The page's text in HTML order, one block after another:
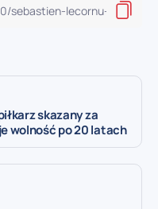
skazany za
wolność po 20 latach